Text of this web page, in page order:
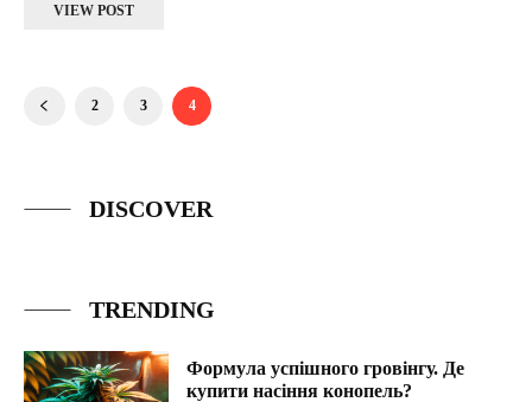
VIEW POST
2 3 4
DISCOVER
TRENDING
Формула успішного гровінгу. Де
купити насіння конопель?